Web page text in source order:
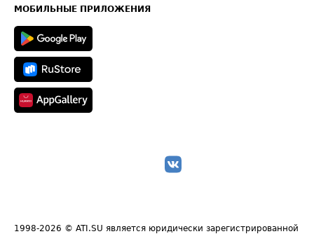
Техническая информация
МОБИЛЬНЫЕ ПРИЛОЖЕНИЯ
1998-2026 © ATI.SU является юридически зарегистрированной